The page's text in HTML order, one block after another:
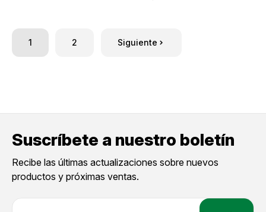
1 2 Siguiente
Suscríbete a nuestro boletín
Recibe las últimas actualizaciones sobre nuevos
productos y próximas ventas.